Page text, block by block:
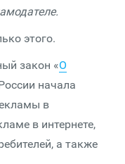
этого.
закон «О
начала
в
в интернете,
а также